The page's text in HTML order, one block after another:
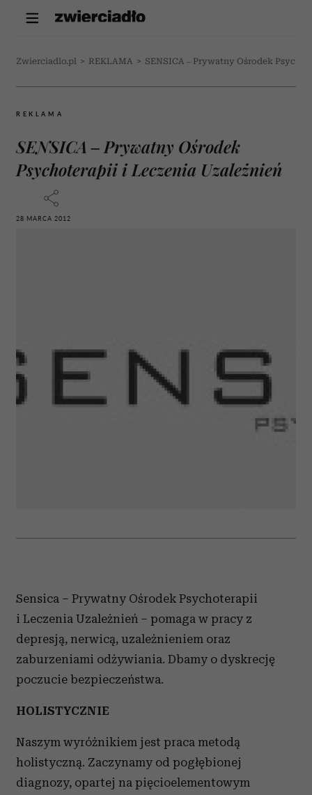
Zwierciadlo.pl > REKLAMA > SENSICA – Prywatny Ośrodek
REKLAMA
SENSICA – Prywatny Ośrodek
Psychoterapii i Leczenia Uzależnień
28 MARCA 2012
Sensica – Prywatny Ośrodek Psychoterapii
i Leczenia Uzależnień – pomaga w pracy z
depresją, nerwicą, uzależnieniem oraz
zaburzeniami odżywiania. Dbamy o dyskrecję
poczucie bezpieczeństwa.
HOLISTYCZNIE
Naszym wyróżnikiem jest praca metodą
holistyczną. Zaczynamy od pogłębionej
diagnozy, opartej na pięcioelementowym